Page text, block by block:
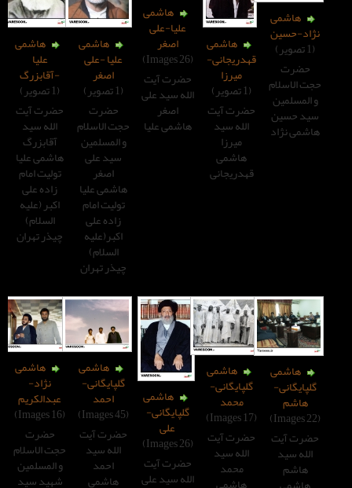
هاشمی
علیا
-آقابزرگ
(1 تصویر)
حضرت آیت
الله سید
هاشمی علیا
زاده علی
اکبر (علیه
چیذر تهران
هاشمی
علیا -علی
(1 تصویر)
حضرت
حجت الاسلام
و المسلمین
سید علی
اصغر
هاشمی
علیا-علی
اصغر
(26 Images)
حضرت آیت
الله سید علی
اصغر
هاشمی علیا
هاشمی
آیت
هاشمی
نژاد-
عبدالکریم
(16 Images)
حضرت
حجت الاسلام
و المسلمین
شهید سید
هاشمی
گلپایگانی-
احمد
(45 Images)
حضرت آیت
الله سید
هاشمی
هاشمی
گلپایگانی-
علی
(26 Images)
حضرت آیت
الله سید علی
هاشمی
آیت